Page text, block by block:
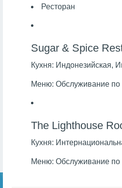
Ресторан
Sugar & Spice
Кухня: Индонезийская,
Меню: Обслуживание
The Lighthouse
Кухня:
Меню: Обслуживание